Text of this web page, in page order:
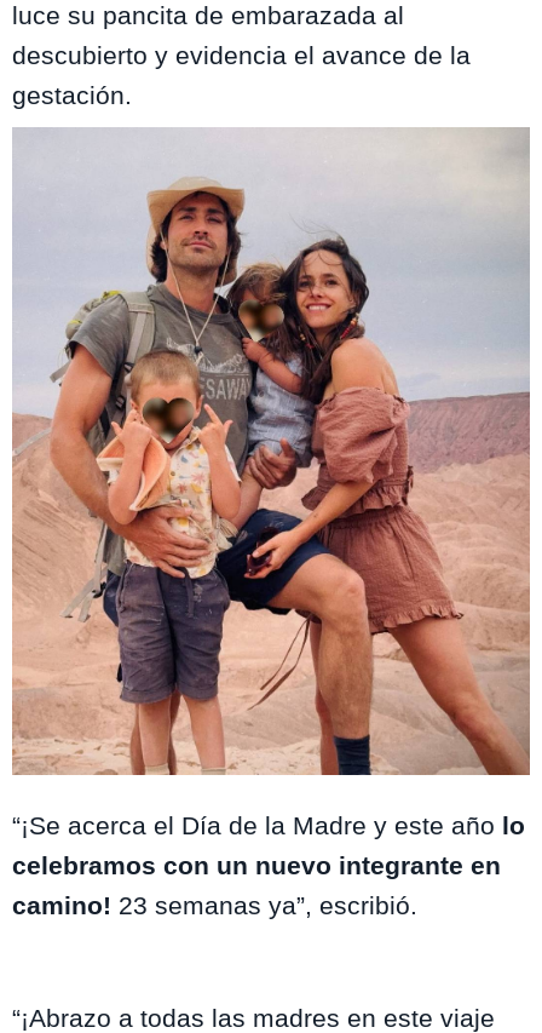
luce su pancita de embarazada al
descubierto y evidencia el avance de la
gestación.
“¡Se acerca el Día de la Madre y este año lo
celebramos con un nuevo integrante en
camino! 23 semanas ya”, escribió.
“¡Abrazo a todas las madres en este viaje